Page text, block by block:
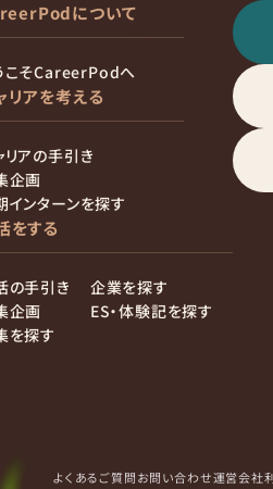
について
こそCareerPodへ
リアを考える
リアの手引き
企画
インターンを探す
をする
の手引き
企画
を探す
企業を探す
ES・体験記を探す
よくあるご質問お問い合わせ運営会社